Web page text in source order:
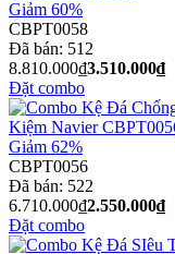
Giảm 60%
CBPT0058
Đã bán: 512
8.810.000₫3.510.000₫
Đặt combo
Giảm 62%
CBPT0056
Đã bán: 522
6.710.000₫2.550.000₫
Đặt combo